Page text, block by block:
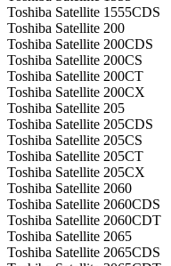
Toshiba Satellite 1555CDS
Toshiba Satellite 200
Toshiba Satellite 200CDS
Toshiba Satellite 200CS
Toshiba Satellite 200CT
Toshiba Satellite 200CX
Toshiba Satellite 205
Toshiba Satellite 205CDS
Toshiba Satellite 205CS
Toshiba Satellite 205CT
Toshiba Satellite 205CX
Toshiba Satellite 2060
Toshiba Satellite 2060CDS
Toshiba Satellite 2060CDT
Toshiba Satellite 2065
Toshiba Satellite 2065CDS